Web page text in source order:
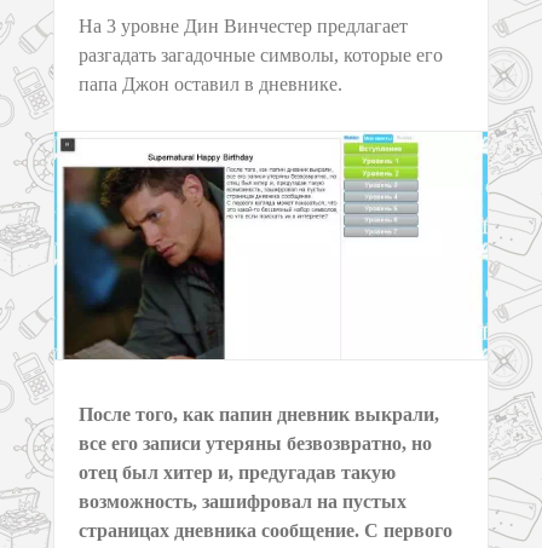
На 3 уровне Дин Винчестер предлагает
разгадать загадочные символы, которые его
папа Джон оставил в дневнике.
После того, как папин дневник выкрали,
все его записи утеряны безвозвратно, но
отец был хитер и, предугадав такую
возможность, зашифровал на пустых
страницах дневника сообщение. С первого